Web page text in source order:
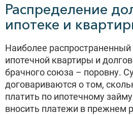
Распределение
ипотеке и
Наиболее
ипотечной квартиры и
брачного союза – поровну.
договариваются о том,
платить по ипотечному
вносить платежи в прежнем